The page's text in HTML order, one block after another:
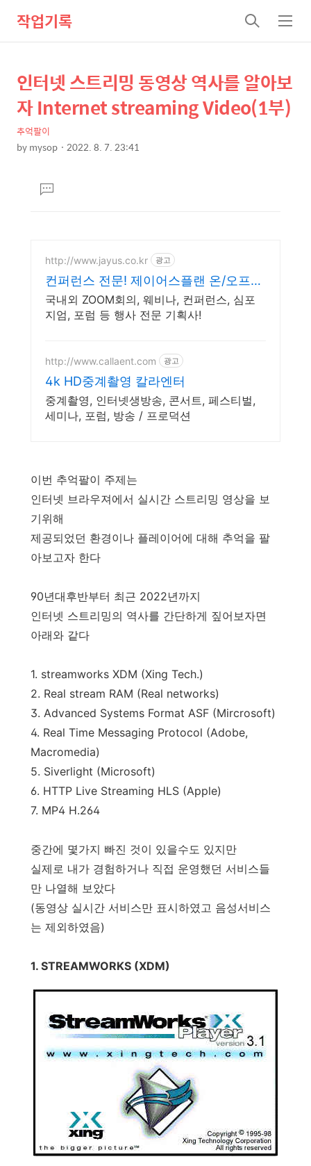
작업기록
검
색
메
뉴
상
세
텐
본
문
제
목
인터넷 스트리밍 동영상 역사를 알아보
자 Internet streaming Video(1부)
추억팔이
bymysop 2022. 8. 7. 23:41
댓
글
http://www.jayus.co.kr 광고
컨퍼런스 전문! 제이어스플랜 온/오프라
인 행사기획 대행!
국내외 ZOOM회의, 웨비나, 컨퍼런스, 심포
지엄, 포럼 등 행사 전문 기획사!
http://www.callaent.com 광고
4k HD중계촬영 칼라엔터
중계촬영, 인터넷생방송, 콘서트, 페스티벌,
세미나, 포럼, 방송 / 프로덕션
이번 추억팔이 주제는
인터넷 브라우져에서 실시간 스트리밍 영상을 보
기위해
제공되었던 환경이나 플레이어에 대해 추억을 팔
아보고자 한다
90년대후반부터 최근 2022년까지
인터넷 스트리밍의 역사를 간단하게 짚어보자면
아래와 같다
1. streamworks XDM (Xing Tech.)
2. Real stream RAM (Real networks)
3. Advanced Systems Format ASF (Mircrosoft)
4. Real Time Messaging Protocol (Adobe,
Macromedia)
5. Siverlight (Microsoft)
6. HTTP Live Streaming HLS (Apple)
7. MP4 H.264
중간에 몇가지 빠진 것이 있을수도 있지만
실제로 내가 경험하거나 직접 운영했던 서비스들
만 나열해 보았다
(동영상 실시간 서비스만 표시하였고 음성서비스
는 제외하였음)
1. STREAMWORKS (XDM)